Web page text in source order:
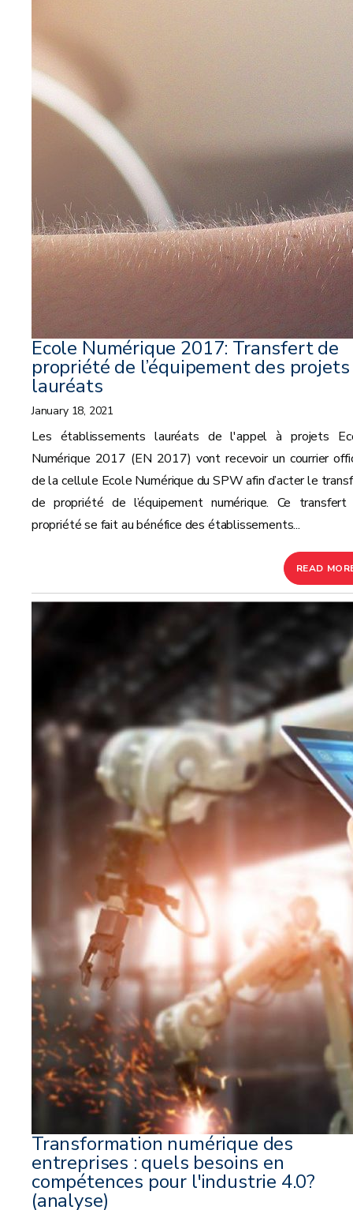
Ecole Numérique 2017: Transfert de
propriété de l’équipement des projets
lauréats
January 18, 2021
Les établissements lauréats de l'appel à projets
Numérique 2017 (EN 2017) vont recevoir un courrier
de la cellule Ecole Numérique du SPW afin d’acter le
de propriété de l’équipement numérique. Ce
propriété se fait au bénéfice des établissements...
READ
Transformation numérique des
entreprises : quels besoins en
compétences pour l'industrie 4.0?
(analyse)